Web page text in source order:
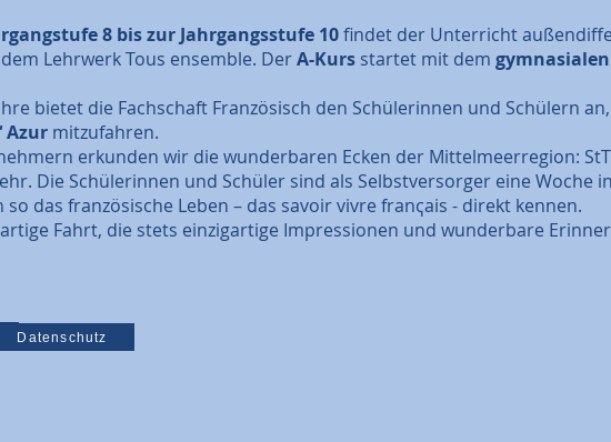
8 bis zur Jahrgangsstufe 10findet der Unterricht
Lehrwerk Tous ensemble. DerA-Kurs startet mit dem
bietet die Fachschaft Französisch den Schülerinnen und Schülern
Azur mitzufahren.
erkunden wir die wunderbaren Ecken der Mittelmeerregion:
Die Schülerinnen und Schüler sind als Selbstversorger eine
so das französische Leben – das savoir vivre franҁais - direkt kennen.
Fahrt, die stets einzigartige Impressionen und wunderbare
Datenschutz